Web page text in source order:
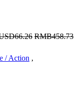
RMB458.73
/ Action ,